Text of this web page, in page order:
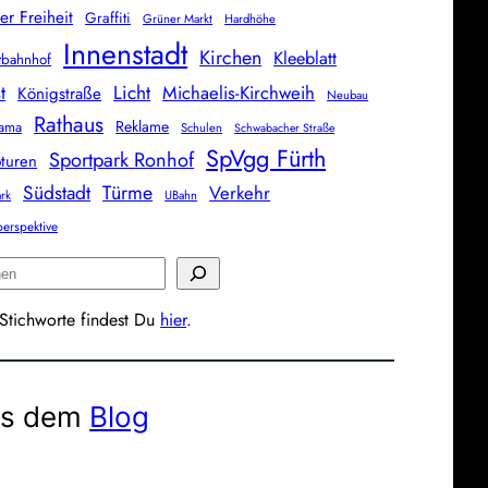
Freiheit Graffiti Grüner Markt Hardhöhe
Innenstadt Kirchen Kleeblatt
Königstraße Licht Michaelis-Kirchweih Neubau
Rathaus Reklame Schulen Schwabacher Straße
Sportpark Ronhof SpVgg Fürth
Südstadt Türme UBahn Verkehr
findest Du hier.
dem Blog